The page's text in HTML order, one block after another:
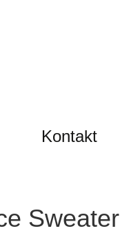
Kontakt
Sweater